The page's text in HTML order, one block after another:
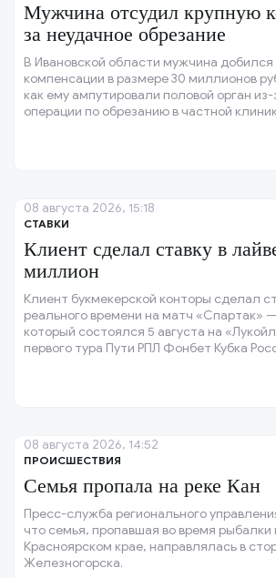
Мужчина отсудил крупную
за неудачное обрезание
В Ивановской области мужчина
компенсации в размере 30 миллионов
как ему ампутировали половой орган
операции по обрезанию в частной
СТАВКИ
Клиент сделал ставку в
миллион
Клиент букмекерской конторы сделал
реального времени на матч «Спартак»
который состоялся 5 августа на
первого тура Пути РПЛ Фонбет Кубка
08 августа 2026, 15:18
ПРОИСШЕСТВИЯ
Семья пропала на реке Кан
Пресс-служба регионального
что семья, пропавшая во время рыбалки
Красноярском крае, направлялась в
Железногорска.
08 августа 2026, 14:52